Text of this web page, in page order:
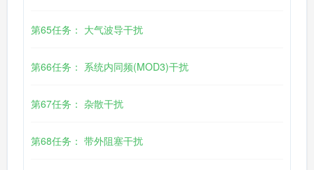
第65任务： 大气波导干扰
第66任务： 系统内同频(MOD3)干扰
第67任务： 杂散干扰
第68任务： 带外阻塞干扰